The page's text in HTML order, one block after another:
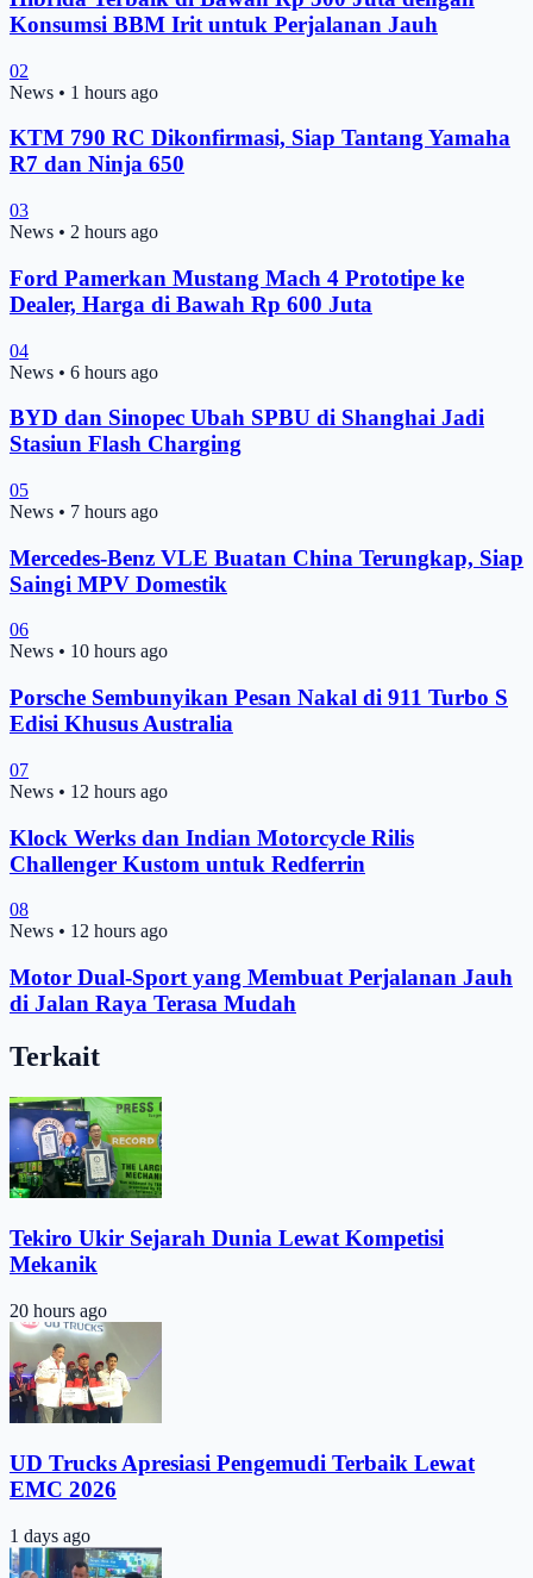
Konsumsi BBM Irit untuk Perjalanan Jauh
02
News • 1 hours ago
KTM 790 RC Dikonfirmasi, Siap Tantang Yamaha
R7 dan Ninja 650
03
News • 2 hours ago
Ford Pamerkan Mustang Mach 4 Prototipe ke
Dealer, Harga di Bawah Rp 600 Juta
04
News • 6 hours ago
BYD dan Sinopec Ubah SPBU di Shanghai Jadi
Stasiun Flash Charging
05
News • 7 hours ago
Mercedes-Benz VLE Buatan China Terungkap, Siap
Saingi MPV Domestik
06
News • 10 hours ago
Porsche Sembunyikan Pesan Nakal di 911 Turbo S
Edisi Khusus Australia
07
News • 12 hours ago
Klock Werks dan Indian Motorcycle Rilis
Challenger Kustom untuk Redferrin
08
News • 12 hours ago
Motor Dual-Sport yang Membuat Perjalanan Jauh
di Jalan Raya Terasa Mudah
Terkait
Tekiro Ukir Sejarah Dunia Lewat Kompetisi
Mekanik
20 hours ago
UD Trucks Apresiasi Pengemudi Terbaik Lewat
EMC 2026
1 days ago